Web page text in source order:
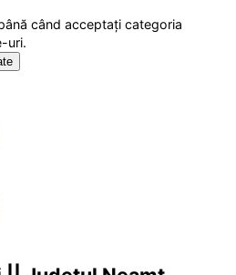
când acceptați categoria
uri.